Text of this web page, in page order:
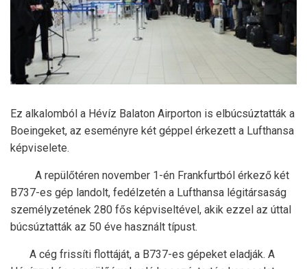
Ez alkalomból a Hévíz Balaton Airporton is elbúcsúztatták a
Boeingeket, az eseményre két géppel érkezett a Lufthansa
képviselete.
A repülőtéren november 1-én Frankfurtból érkező két
B737-es gép landolt, fedélzetén a Lufthansa légitársaság
személyzetének 280 fős képviseltével, akik ezzel az úttal
búcsúztatták az 50 éve használt típust.
A cég frissíti flottáját, a B737-es gépeket eladják. A